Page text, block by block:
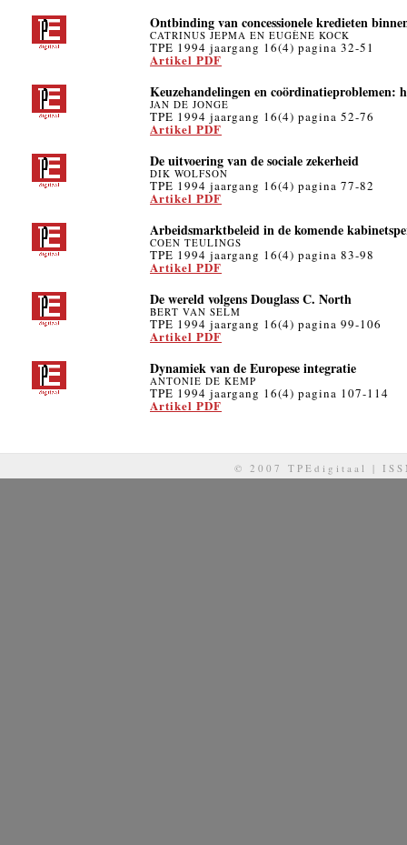
Ontbinding van concessionele kredieten
CATRINUS JEPMA EN EUGÈNE KOCK
TPE 1994 jaargang 16(4) pagina 32-51
Artikel PDF
Keuzehandelingen en coördinatieproblemen:
JAN DE JONGE
TPE 1994 jaargang 16(4) pagina 52-76
Artikel PDF
De uitvoering van de sociale zekerheid
DIK WOLFSON
TPE 1994 jaargang 16(4) pagina 77-82
Artikel PDF
Arbeidsmarktbeleid in de komende
COEN TEULINGS
TPE 1994 jaargang 16(4) pagina 83-98
Artikel PDF
De wereld volgens Douglass C. North
BERT VAN SELM
TPE 1994 jaargang 16(4) pagina 99-106
Artikel PDF
Dynamiek van de Europese integratie
ANTONIE DE KEMP
TPE 1994 jaargang 16(4) pagina 107-114
Artikel PDF
© 2007 TPEdigitaal |